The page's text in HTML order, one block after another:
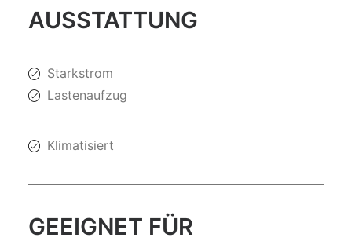
AUSSTATTUNG
Starkstrom
Lastenaufzug
Klimatisiert
GEEIGNET FÜR